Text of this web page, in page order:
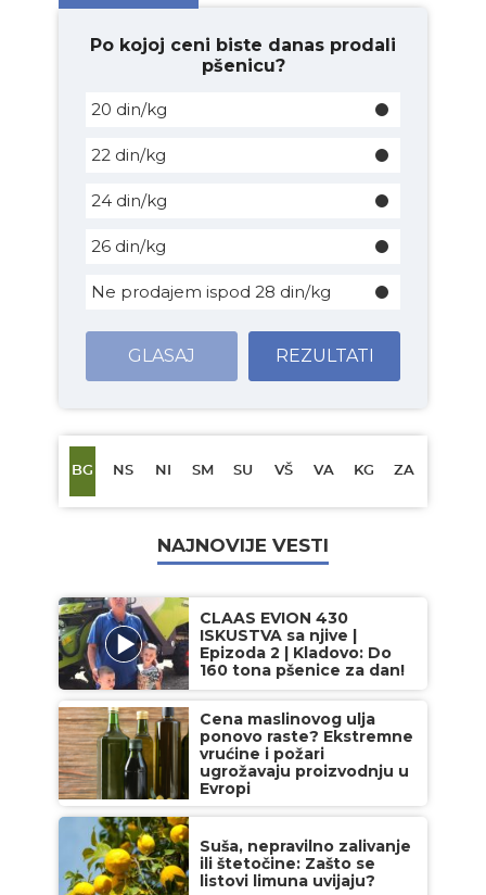
Po kojoj ceni biste danas prodali
pšenicu?
20 din/kg
22 din/kg
24 din/kg
26 din/kg
Ne prodajem ispod 28 din/kg
GLASAJ REZULTATI
BG NS NI SM SU VŠ VA KG ZA
NAJNOVIJE VESTI
CLAAS EVION 430
ISKUSTVA sa njive |
Epizoda 2 | Kladovo: Do
160 tona pšenice za dan!
Cena maslinovog ulja
ponovo raste? Ekstremne
vrućine i požari
ugrožavaju proizvodnju u
Evropi
Suša, nepravilno zalivanje
ili štetočine: Zašto se
listovi limuna uvijaju?